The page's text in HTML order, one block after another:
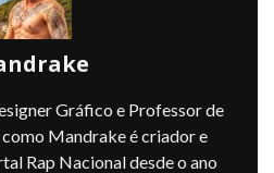
Gráfico e Professor de
Mandrake é criador e
Rap Nacional desde o ano